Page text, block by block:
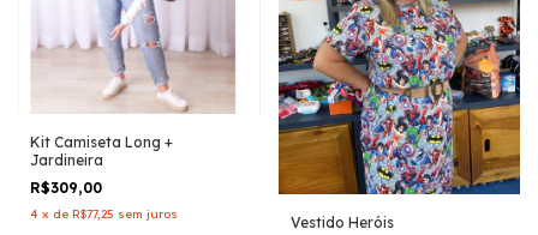
Kit Camiseta Long +
Jardineira
R$309,00
4 x de R$77,25 sem juros
Vestido Heróis